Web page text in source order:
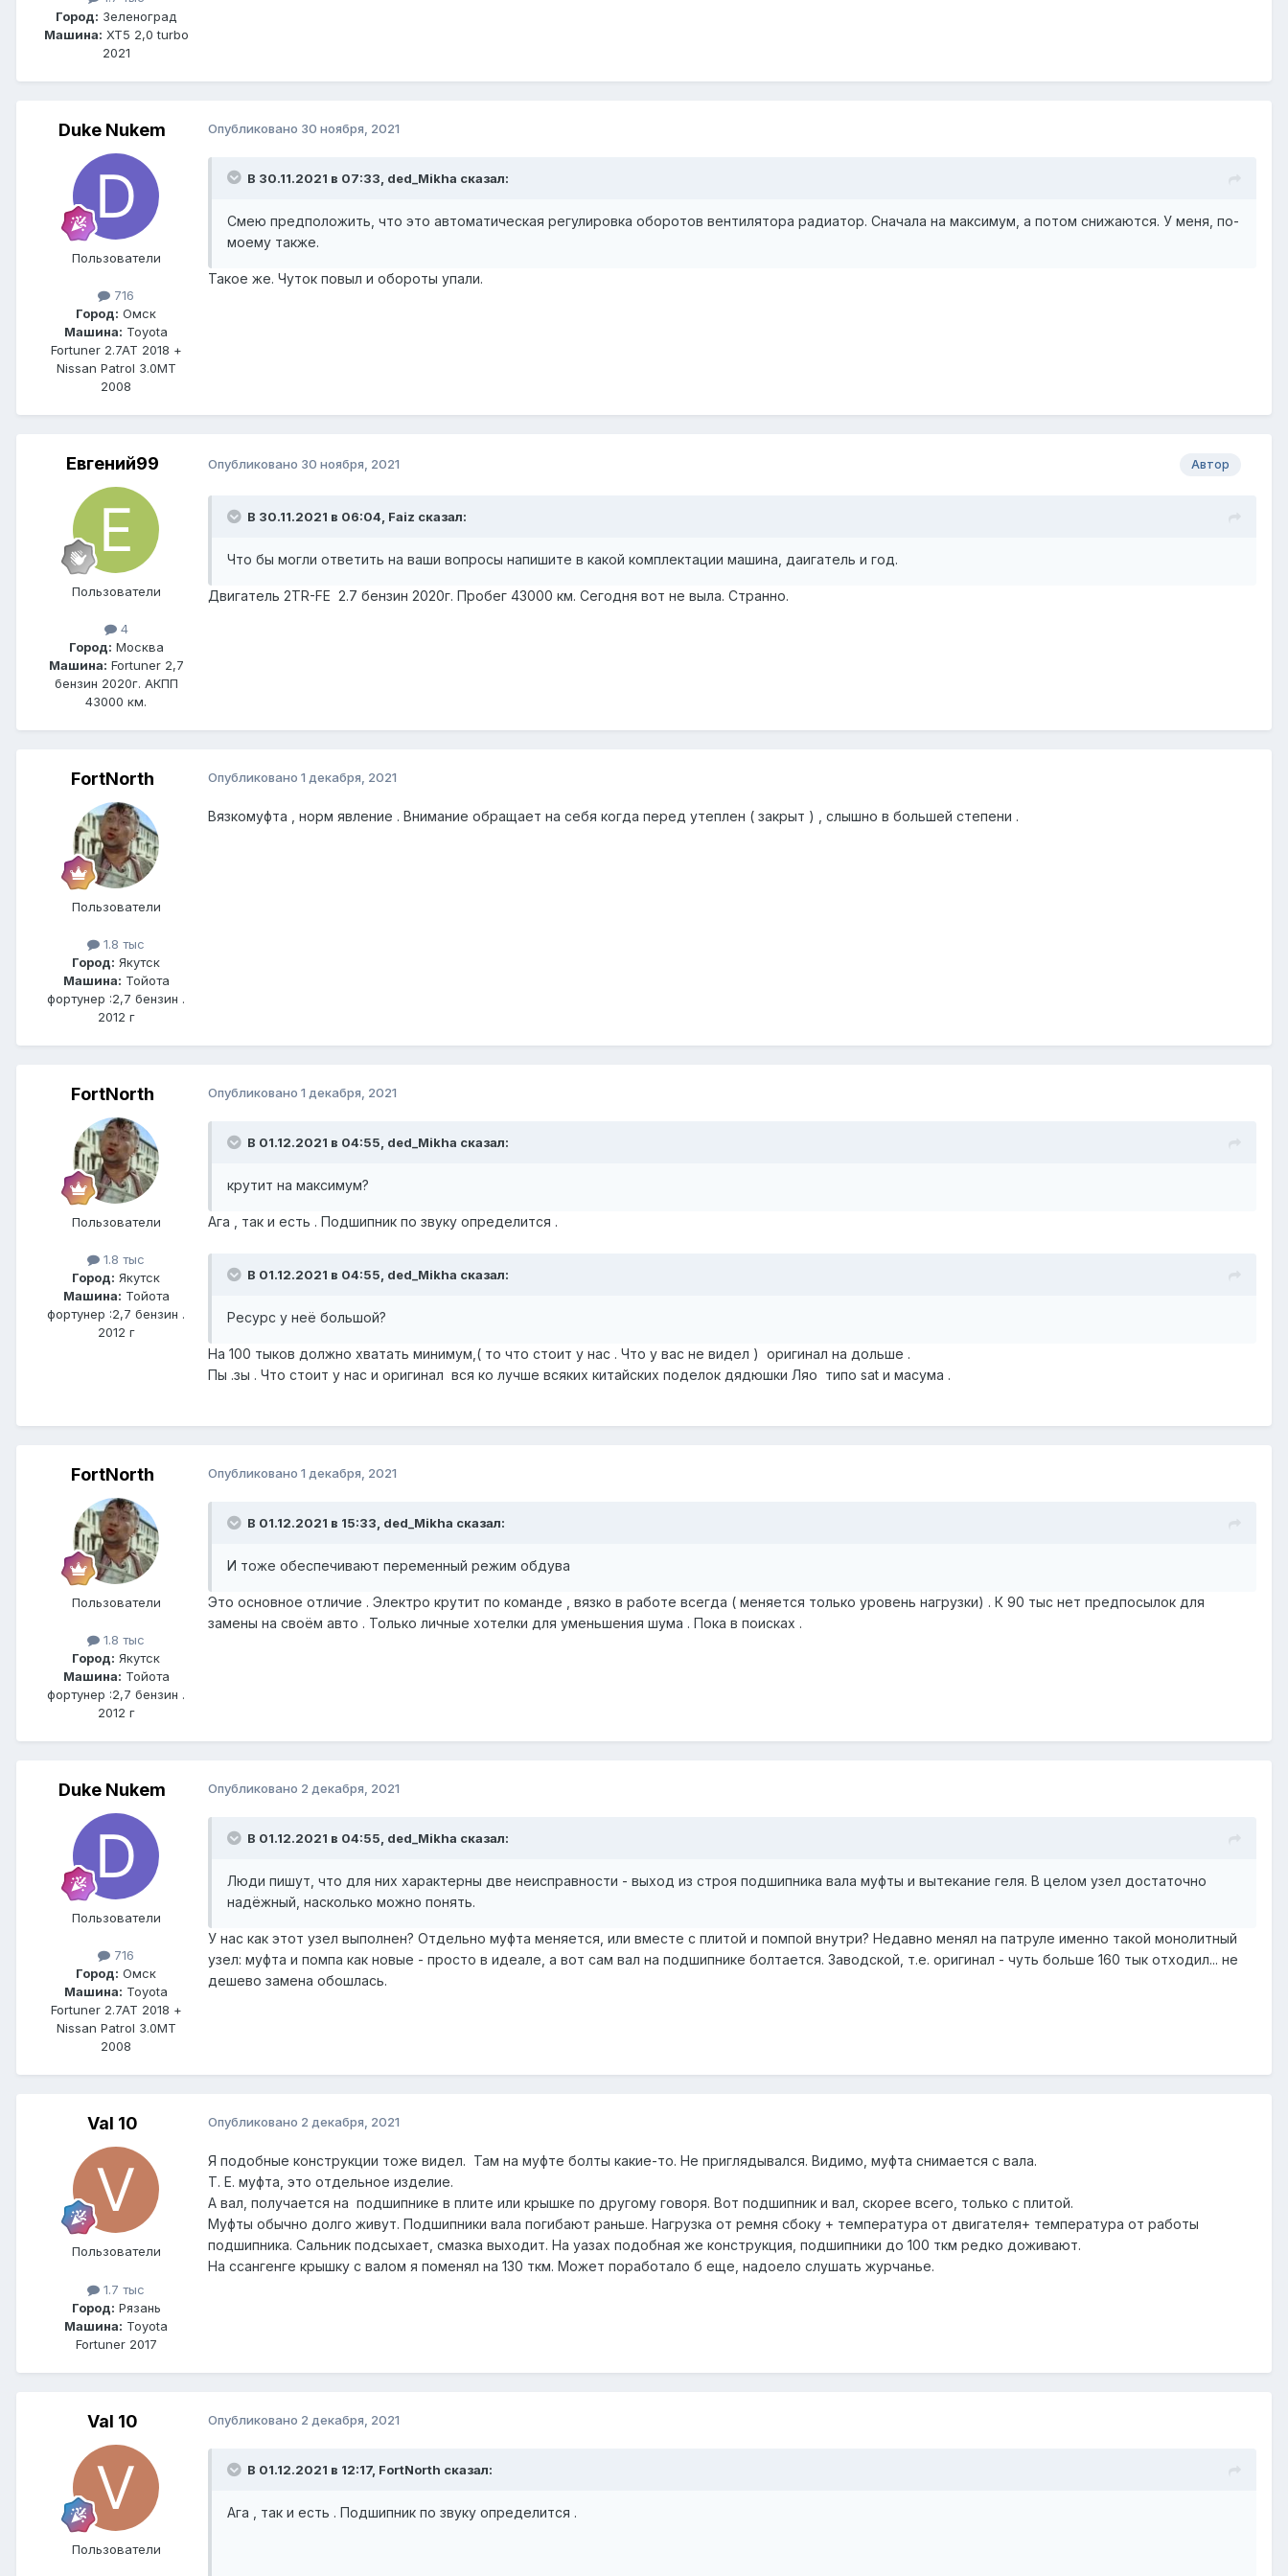
Город: Зеленоград
Машина: XT5 2,0 turbo
2021
Duke Nukem
Пользователи
716
Город: Омск
Машина: Toyota
Fortuner 2.7AT 2018 +
Nissan Patrol 3.0MT
2008
Опубликовано 30 ноября, 2021
В 30.11.2021 в 07:33, ded_Mikha сказал:
Смею предположить, что это автоматическая регулировка оборотов вентилятора радиатор. Сначала на максимум, а потом снижаются. У меня, по-
моему также.
Такое же. Чуток повыл и обороты упали.
Евгений99
Пользователи
4
Город: Москва
Машина: Fortuner 2,7
бензин 2020г. АКПП
43000 км.
Автор
Опубликовано 30 ноября, 2021
В 30.11.2021 в 06:04, Faiz сказал:
Что бы могли ответить на ваши вопросы напишите в какой комплектации машина, даигатель и год.
Двигатель 2TR-FE 2.7 бензин 2020г. Пробег 43000 км. Сегодня вот не выла. Странно.
FоrtNorth
Пользователи
1.8 тыс
Город: Якутск
Машина: Тойота
фортунер :2,7 бензин .
2012 г
Опубликовано 1 декабря, 2021
Вязкомуфта , норм явление . Внимание обращает на себя когда перед утеплен ( закрыт ) , слышно в большей степени .
FоrtNorth
Пользователи
1.8 тыс
Город: Якутск
Машина: Тойота
фортунер :2,7 бензин .
2012 г
Опубликовано 1 декабря, 2021
В 01.12.2021 в 04:55, ded_Mikha сказал:
крутит на максимум?
Ага , так и есть . Подшипник по звуку определится .
В 01.12.2021 в 04:55, ded_Mikha сказал:
Ресурс у неё большой?
На 100 тыков должно хватать минимум,( то что стоит у нас . Что у вас не видел ) оригинал на дольше .
Пы .зы . Что стоит у нас и оригинал вся ко лучше всяких китайских поделок дядюшки Ляо типо sat и масума .
FоrtNorth
Пользователи
1.8 тыс
Город: Якутск
Машина: Тойота
фортунер :2,7 бензин .
2012 г
Опубликовано 1 декабря, 2021
В 01.12.2021 в 15:33, ded_Mikha сказал:
И тоже обеспечивают переменный режим обдува
Это основное отличие . Электро крутит по команде , вязко в работе всегда ( меняется только уровень нагрузки) . К 90 тыс нет предпосылок для
замены на своём авто . Только личные хотелки для уменьшения шума . Пока в поисках .
Duke Nukem
Пользователи
716
Город: Омск
Машина: Toyota
Fortuner 2.7AT 2018 +
Nissan Patrol 3.0MT
2008
Опубликовано 2 декабря, 2021
В 01.12.2021 в 04:55, ded_Mikha сказал:
Люди пишут, что для них характерны две неисправности - выход из строя подшипника вала муфты и вытекание геля. В целом узел достаточно
надёжный, насколько можно понять.
У нас как этот узел выполнен? Отдельно муфта меняется, или вместе с плитой и помпой внутри? Недавно менял на патруле именно такой монолитный
узел: муфта и помпа как новые - просто в идеале, а вот сам вал на подшипнике болтается. Заводской, т.е. оригинал - чуть больше 160 тык отходил... не
дешево замена обошлась.
Val 10
Пользователи
1.7 тыс
Город: Рязань
Машина: Toyota
Fortuner 2017
Опубликовано 2 декабря, 2021
Я подобные конструкции тоже видел. Там на муфте болты какие-то. Не приглядывался. Видимо, муфта снимается с вала.
Т. Е. муфта, это отдельное изделие.
А вал, получается на подшипнике в плите или крышке по другому говоря. Вот подшипник и вал, скорее всего, только с плитой.
Муфты обычно долго живут. Подшипники вала погибают раньше. Нагрузка от ремня сбоку + температура от двигателя+ температура от работы
подшипника. Сальник подсыхает, смазка выходит. На уазах подобная же конструкция, подшипники до 100 ткм редко доживают.
На ссангенге крышку с валом я поменял на 130 ткм. Может поработало б еще, надоело слушать журчанье.
Val 10
Пользователи
Опубликовано 2 декабря, 2021
В 01.12.2021 в 12:17, FоrtNorth сказал:
Ага , так и есть . Подшипник по звуку определится .